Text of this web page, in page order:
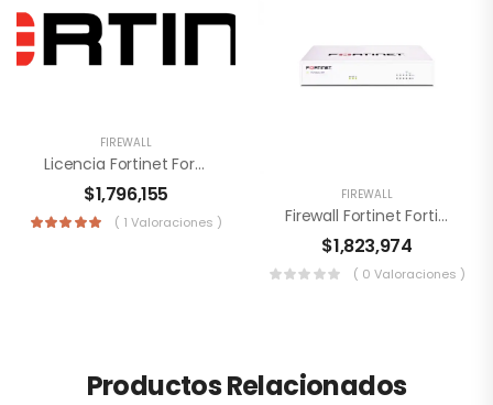
FIREWALL
Licencia Fortinet FortiGate-40F
$1,796,155
( 1 Valoraciones )
FIREWALL
Firewall Fortinet FortiGate-40F
$1,823,974
( 0 Valoraciones )
Productos Relacionados